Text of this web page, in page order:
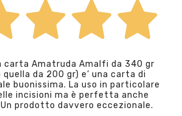
carta Amatruda Amalfi da 340 gr
da 200 gr) e’ una carta di
buonissima. La uso in particolare
incisioni ma è perfetta anche
Un prodotto davvero eccezionale.